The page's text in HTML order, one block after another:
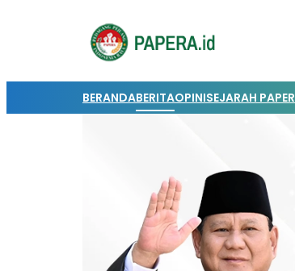
BERANDABERITAOPINISEJARAH